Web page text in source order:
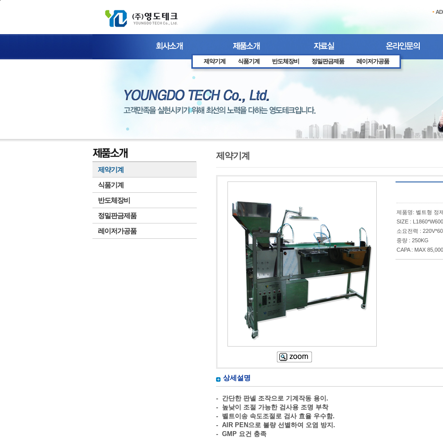
제약기계 식품기계 반도체장비 정밀판금제품 레이저가공품
제약기계
식품기계
반도체장비
정밀판금제품
레이저가공품
제약기계
제품명: 벨트형 정
SIZE :
소요전력 :
중량 : 250KG
CAPA : MAX
상세설명
- 간단한 판넬 조작으로 기계작동 용이.
- 높낮이 조절 가능한 검사용 조명 부착
- 벨트이송 속도조절로 검사 효율 우수함.
- AIR PEN으로 불량 선별하여 오염 방지.
- GMP 요건 충족